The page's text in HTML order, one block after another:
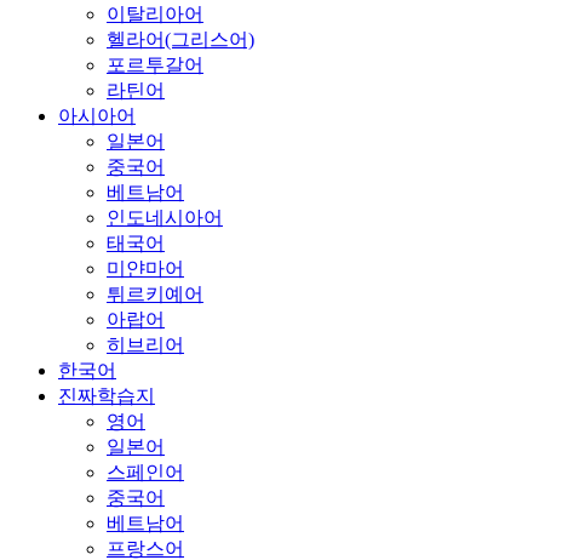
이탈리아어
헬라어(그리스어)
포르투갈어
라틴어
아시아어
일본어
중국어
베트남어
인도네시아어
태국어
미얀마어
튀르키예어
아랍어
히브리어
한국어
진짜학습지
영어
일본어
스페인어
중국어
베트남어
프랑스어